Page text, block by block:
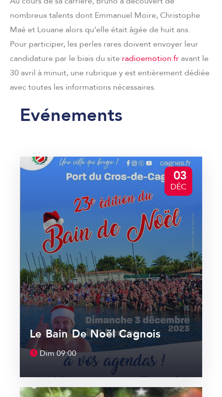
nombreux talents dont Emmanuel Moire, Christophe
Maé et Louane alors qu’elle était âgée de huit ans.
Pour participer, les perles rares doivent envoyer leur
candidature par le biais du site radioemotion.fravant le
30 avril à minuit, une rubrique y est entièrement dédiée
avec toutes les informations nécessaires.
Evénements
03
DÉC
Le Bain De Noël Cagnois
Dim09:00